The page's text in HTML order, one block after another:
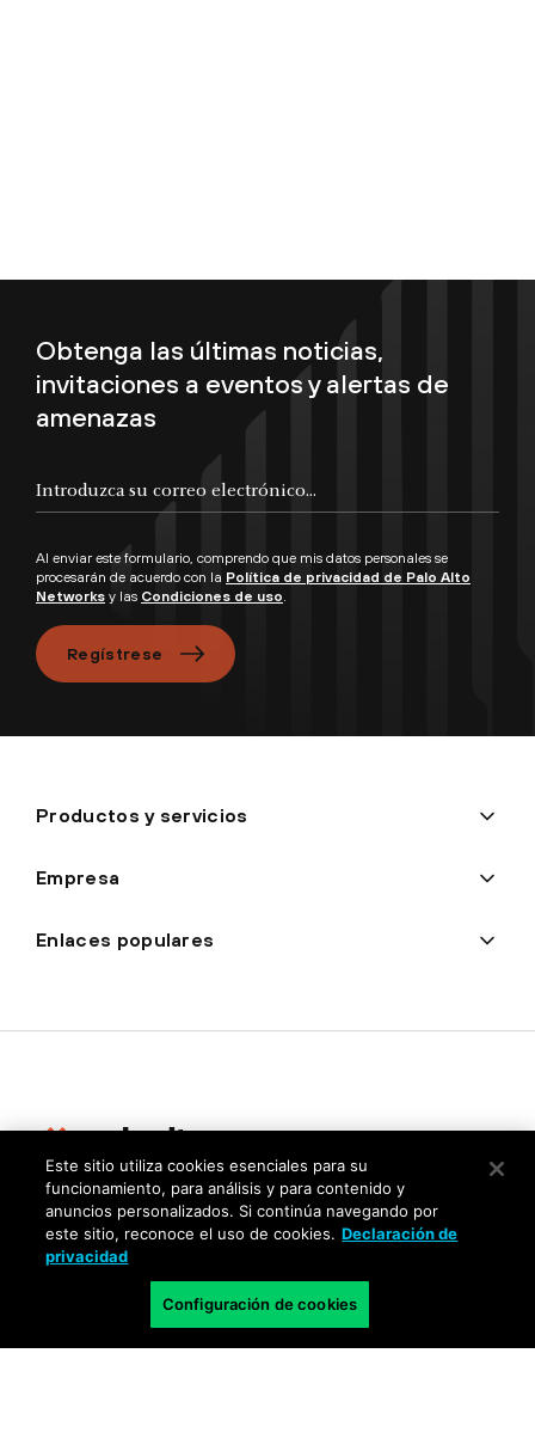
Obtenga las últimas noticias,
invitaciones a eventos y alertas de
amenazas
Al enviar este formulario, comprendo que mis datos personales se
procesarán de acuerdo con la Política de privacidad de Palo Alto
Networks y las Condiciones de uso.
Regístrese
Productos y servicios
Empresa
Enlaces populares
Privacidad
Centro de confianza
Condiciones de uso
Este sitio utiliza cookies esenciales para su
funcionamiento, para análisis y para contenido y
anuncios personalizados. Si continúa navegando por
este sitio, reconoce el uso de cookies. Declaración de
privacidad
Configuración de cookies